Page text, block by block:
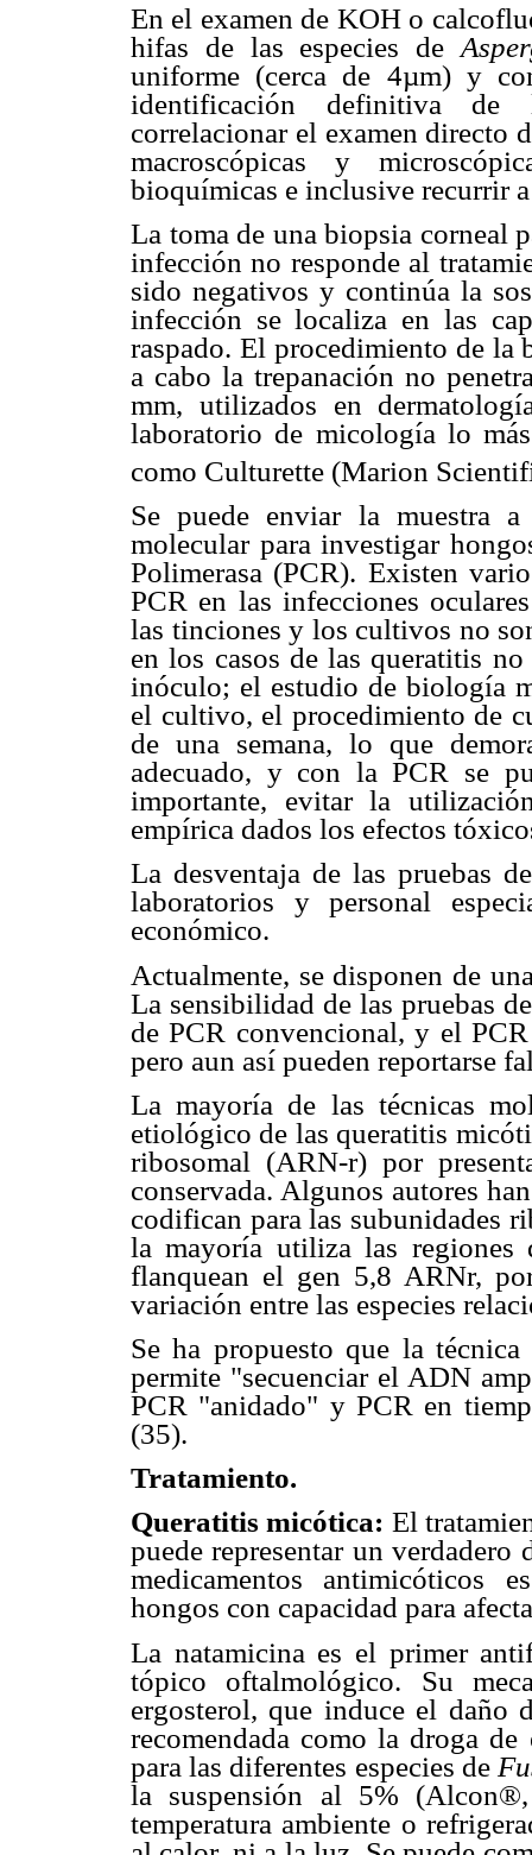
En el examen de KOH o
hifas de las especies de
uniforme (cerca de 4µm) y
identificación definitiva de
correlacionar el examen directo
macroscópicas y
bioquímicas e inclusive recurrir
La toma de una biopsia corneal
infección no responde al
sido negativos y continúa la
infección se localiza en las
raspado. El procedimiento de
a cabo la trepanación no
mm, utilizados en
laboratorio de micología lo
como Culturette (Marion
Se puede enviar la muestra
molecular para investigar
Polimerasa (PCR). Existen
PCR en las infecciones
las tinciones y los cultivos no
en los casos de las queratitis
inóculo; el estudio de biología
el cultivo, el procedimiento de
de una semana, lo que
adecuado, y con la PCR se
importante, evitar la
empírica dados los efectos
La desventaja de las pruebas
laboratorios y personal
económico.
Actualmente, se disponen de
La sensibilidad de las pruebas
de PCR convencional, y el
pero aun así pueden reportarse
La mayoría de las técnicas
etiológico de las queratitis
ribosomal (ARN-r) por
conservada. Algunos autores
codifican para las subunidades
la mayoría utiliza las
flanquean el gen 5,8 ARNr,
variación entre las especies
Se ha propuesto que la
permite "secuenciar el ADN
PCR "anidado" y PCR en
(35).
Tratamiento.
Queratitis micótica: El
puede representar un
medicamentos antimicóticos
hongos con capacidad para
La natamicina es el primer
tópico oftalmológico. Su
ergosterol, que induce el daño
recomendada como la droga
para las diferentes especies de
la suspensión al 5%
temperatura ambiente o